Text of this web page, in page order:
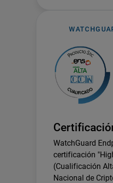
WatchGuard
certificación
(Cualificación
Nacional de